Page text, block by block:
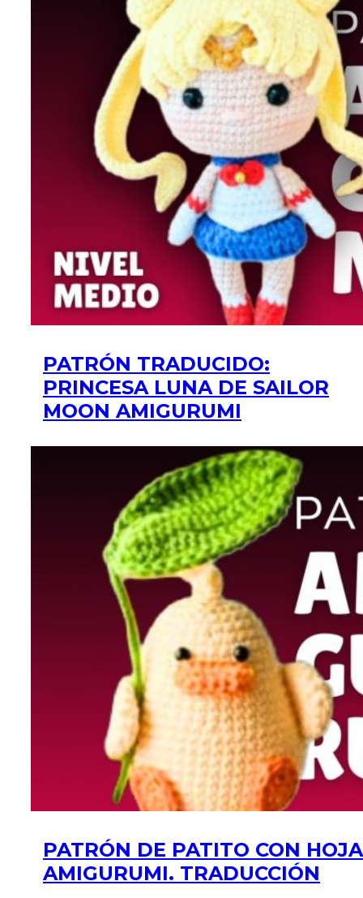
PATRÓN TRADUCIDO:
PRINCESA LUNA DE SAILOR
MOON AMIGURUMI
PATRÓN DE PATITO CON HOJA
AMIGURUMI. TRADUCCIÓN